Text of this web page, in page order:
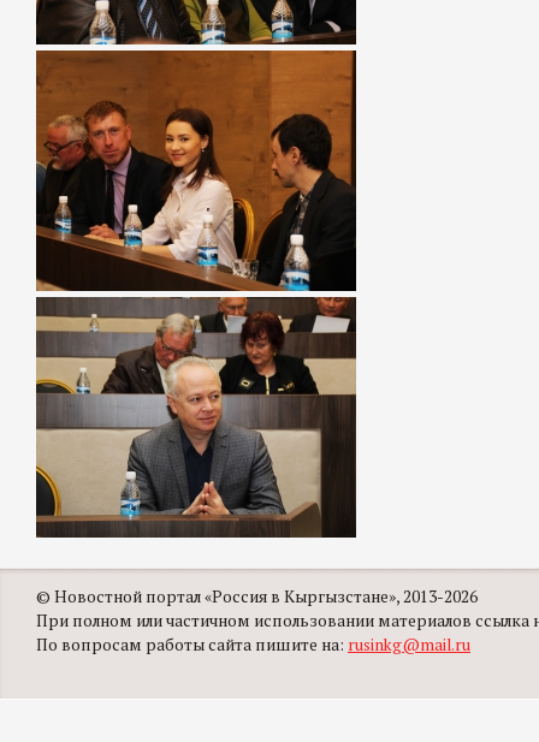
© Новостной портал «Россия в Кыргызстане», 2013-2026
При полном или частичном использовании материалов ссылка
По вопросам работы сайта пишите на: rusinkg@mail.ru